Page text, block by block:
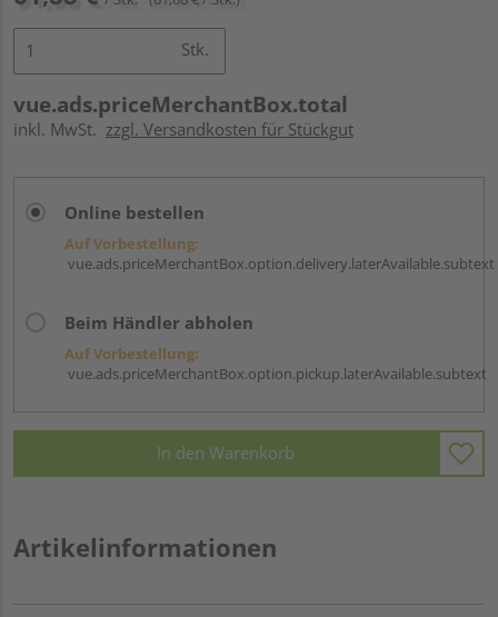
Stk.
vue.ads.priceMerchantBox.total
inkl. MwSt. zzgl. Versandkosten für Stückgut
Online bestellen
Auf Vorbestellung:
vue.ads.priceMerchantBox.option.delivery.laterAvailable.subtext
Beim Händler abholen
Auf Vorbestellung:
vue.ads.priceMerchantBox.option.pickup.laterAvailable.subtext
In den Warenkorb
Artikelinformationen